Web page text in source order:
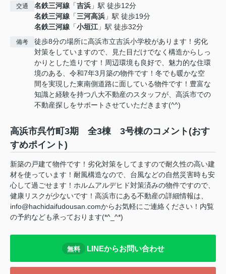
交通 名鉄三河線 「吉浜 」駅 徒歩12分
名鉄三河線 「三河高浜 」駅 徒歩19分
名鉄三河線 「小垣江 」駅 徒歩32分
備考
徒歩8分の場所に高浜市立吉浜小学校があります！劣化
対策をしていますので、見た目だけでなく構造からしっ
かりとした造りです！周辺環境も良好で、魅力的な住環
境のある、令和7年3月築の物件です！冬でも暖かな空
間を実現した東南側道路に面している物件です！豊富な
知識と経験を持つ八大不動産のスタッフが、高浜市での
不動産探しをサポートさせていただきます(^^)
高浜市呉竹町3期 全3棟 3号棟のコメント(おす
すめポイント)
新築の戸建て物件です！劣化対策をしてますので耐久性の高い建
材を使っています！耐風構造なので、台風などの自然災害時も安
心して過ごせます！ホルムアルデヒド対策済みの物件ですので、
健康リスクが少ないです！高浜市にある不動産の詳細情報は、
info@hachidaifudousan.comからお気軽にご連絡ください！内覧
の予約なども承っております(*^_^*)
無料 LINEからお問い合わせ